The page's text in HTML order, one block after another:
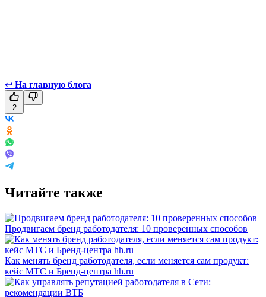
↩ На главную блога
2
Читайте также
Продвигаем бренд работодателя: 10 проверенных способов
Как менять бренд работодателя, если меняется сам продукт:
кейс МТС и Бренд-центра hh.ru